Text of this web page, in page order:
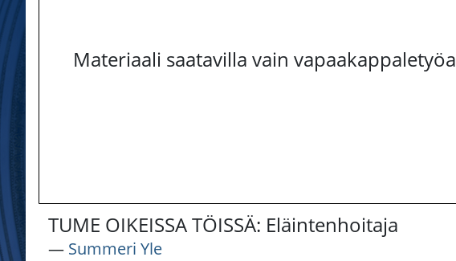
Materiaali saatavilla vain
TUME OIKEISSA TÖISSÄ: Eläintenhoitaja
― Summeri Yle